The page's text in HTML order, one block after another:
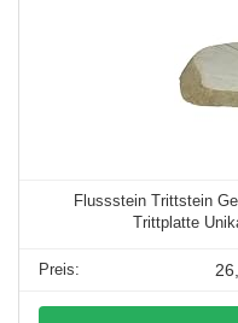
Flussstein Trittstein
Trittplatte